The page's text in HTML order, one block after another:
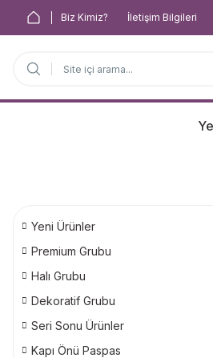
Biz Kimiz? İletişim Bilgileri
Yeni Ürünler
Premium Grubu
Halı Grubu
Dekoratif Grubu
Seri Sonu Ürünler
Kapı Önü Paspas